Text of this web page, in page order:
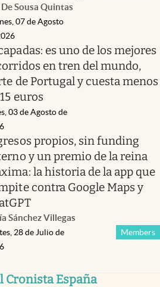
De Sousa Quintas
07 de Agosto
es uno de los mejores
en tren del mundo,
de Portugal y cuesta menos
euros
03 de Agosto de
propios, sin funding
y un premio de la reina
la historia de la app que
contra Google Maps y
Sánchez Villegas
Members
28 de Julio de
Cronista España